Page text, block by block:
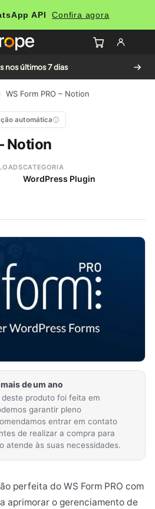
API Confira agora
nos últimos 7 dias
WS Form PRO – Notion
automática
Notion
CATEGORIA
WordPress Plugin
de um ano
produto foi feita em
garantir pleno
entrar em contato
de realizar a compra para
atende às suas necessidades.
perfeita do WS Form PRO com
aprimorar o gerenciamento de